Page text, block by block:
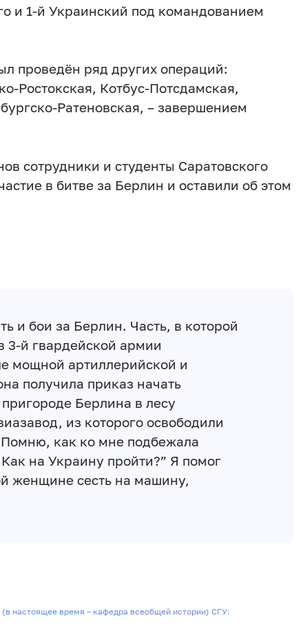
и 1-й Украинский под командованием
проведён ряд других операций:
Ростокская, Котбус-Потсдамская,
Ратеновская, – завершением
сотрудники и студенты Саратовского
в битве за Берлин и оставили об этом
и бои за Берлин. Часть, в которой
3-й гвардейской армии
мощной артиллерийской и
получила приказ начать
Берлина в лесу
из которого освободили
Помню, как ко мне подбежала
на Украину пройти?” Я помог
женщине сесть на машину,
настоящее время – кафедра всеобщей истории) СГУ: